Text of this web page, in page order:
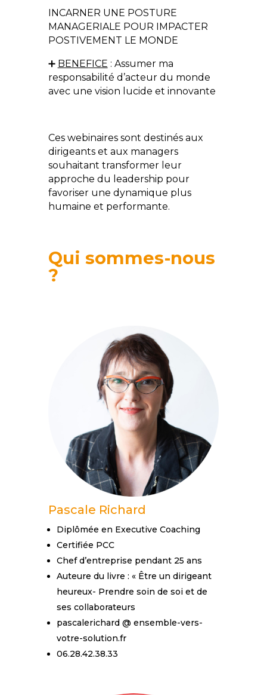
INCARNER UNE POSTURE
MANAGERIALE POUR IMPACTER
POSTIVEMENT LE MONDE
➕ BENEFICE : Assumer ma
responsabilité d’acteur du monde
avec une vision lucide et innovante
Ces webinaires sont destinés aux
dirigeants et aux managers
souhaitant transformer leur
approche du leadership pour
favoriser une dynamique plus
humaine et performante.
Qui sommes-nous
?
Pascale Richard
Diplômée en Executive Coaching
Certifiée PCC
Chef d’entreprise pendant 25 ans
Auteure du livre : « Être un dirigeant
heureux- Prendre soin de soi et de
ses collaborateurs
pascalerichard @ ensemble-vers-
votre-solution.fr
06.28.42.38.33